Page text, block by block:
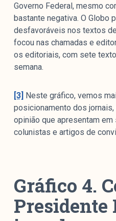
Governo Federal, mesmo
bastante negativa. O Globo
desfavoráveis nos textos
focou nas chamadas e
os editoriais, com sete
semana.
[3] Neste gráfico, vemos
posicionamento dos
opinião que apresentam
colunistas e artigos de
Gráfico 4.
Presidente